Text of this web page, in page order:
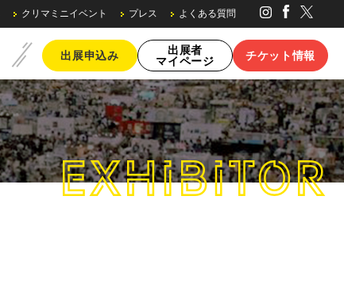
ブースの種類・料金
出展申込み
出展者
マイページ
チケット情報
クリマミニイベント プレス よくある質問
EXHIBITOR